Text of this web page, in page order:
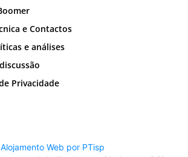
e Contactos
e análises
Privacidade
Alojamento Web por PTisp